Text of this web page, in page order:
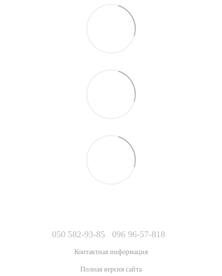
050 582-93-85 096 96-57-818
Контактная информация
Полная версия сайта